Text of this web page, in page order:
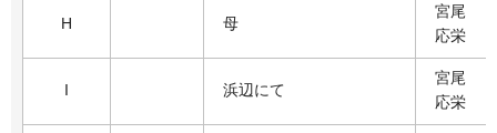
H 母
宮尾
応栄
I 浜辺にて
宮尾
応栄